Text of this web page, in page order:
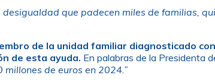
que padecen miles de familias,
de la unidad familiar diagnosticado
de esta ayuda. En palabras de la Presidenta
de euros en 2024.”